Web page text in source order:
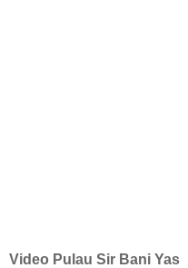
Video Pulau Sir Bani Yas